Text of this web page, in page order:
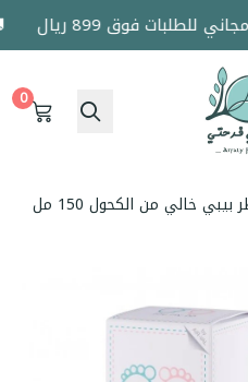
للطلبات فوق 899 ريال
فرحتي
0
بيبي خالي من الكحول 150 مل